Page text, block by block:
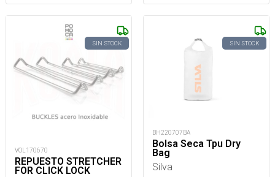
SIN STOCK
VOL170670
REPUESTO STRETCHER
FOR CLICK LOCK
SIN STOCK
BH220707BA
Bolsa Seca Tpu Dry
Bag
Silva